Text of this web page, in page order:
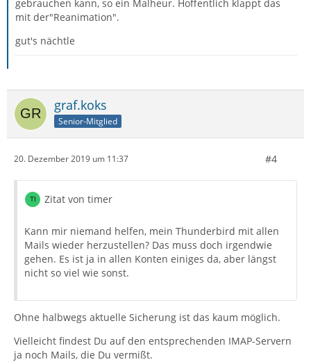
gebrauchen kann, so ein Malheur. Hoffentlich klappt das
mit der"Reanimation".
gut's nächtle
graf.koks
Senior-Mitglied
20. Dezember 2019 um 11:37 #4
Zitat von timer
Kann mir niemand helfen, mein Thunderbird mit allen
Mails wieder herzustellen? Das muss doch irgendwie
gehen. Es ist ja in allen Konten einiges da, aber längst
nicht so viel wie sonst.
Ohne halbwegs aktuelle Sicherung ist das kaum möglich.
Vielleicht findest Du auf den entsprechenden IMAP-Servern
ja noch Mails, die Du vermißt.